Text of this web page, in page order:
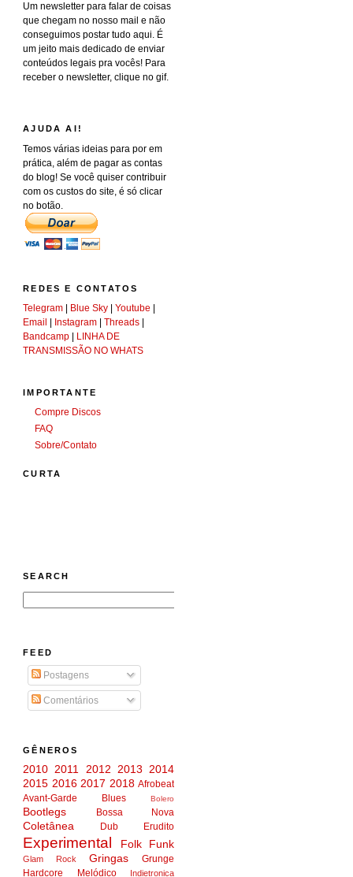
Um newsletter para falar de coisas
que chegam no nosso mail e não
conseguimos postar tudo aqui. É
um jeito mais dedicado de enviar
conteúdos legais pra vocês! Para
receber o newsletter, clique no gif.
AJUDA AI!
Temos várias ideias para por em
prática, além de pagar as contas
do blog! Se você quiser contribuir
com os custos do site, é só clicar
no botão.
REDES E CONTATOS
Telegram | Blue Sky |Youtube |
Email | Instagram |Threads |
Bandcamp | LINHA DE
TRANSMISSÃO NO WHATS
IMPORTANTE
Compre Discos
FAQ
Sobre/Contato
CURTA
SEARCH
FEED
Postagens
Comentários
GÊNEROS
2010 2011 2012 2013 2014
2015 2016 2017 2018 Afrobeat
Avant-Garde
Blues Bolero
Bootlegs Bossa Nova
Coletânea Dub Erudito
Experimental Folk Funk
Glam Rock Gringas
Grunge
Hardcore Melódico
Indietronica